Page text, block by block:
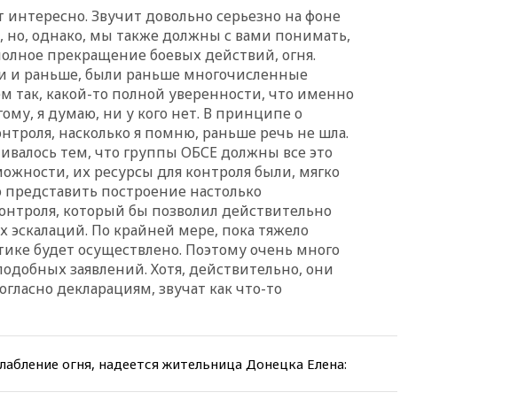
официальным визитом
19:58 В Госдуму будет внесен
законопроект об отмене ЕГЭ
19:50Аэропорты Сочи и
Ярославля приостановили
работу
19:35WP: Трамп призвал
доноров-республиканцев
поддержать Вэнса на выборах
2028 года
19:20Число ломбардов в РФ
превысило максимум 2022
года
19:15 Жуковский и аэропорт
Геленджика возобновили
19:00Путин уточнил порядок
добровольцам
18:50Euractiv: восток
интересно. Звучит довольно серьезно на фоне
однако, мы также должны с вами понимать,
прекращение боевых действий, огня.
и раньше, были раньше многочисленные
так, какой-то полной уверенности, что именно
я думаю, ни у кого нет. В принципе о
насколько я помню, раньше речь не шла.
тем, что группы ОБСЕ должны все это
их ресурсы для контроля были, мягко
построение настолько
который бы позволил действительно
По крайней мере, пока тяжело
будет осуществлено. Поэтому очень много
заявлений. Хотя, действительно, они
декларациям, звучат как что-то
огня, надеется жительница Донецка Елена: